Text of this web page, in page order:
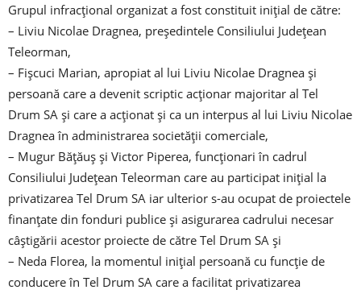
Grupul infracțional organizat a fost constituit inițial de către:
– Liviu Nicolae Dragnea, președintele Consiliului Județean
Teleorman,
– Fișcuci Marian, apropiat al lui Liviu Nicolae Dragnea și
persoană care a devenit scriptic acționar majoritar al Tel
Drum SA și care a acționat și ca un interpus al lui Liviu Nicolae
Dragnea în administrarea societății comerciale,
– Mugur Bățăuș și Victor Piperea, funcționari în cadrul
Consiliului Județean Teleorman care au participat inițial la
privatizarea Tel Drum SA iar ulterior s-au ocupat de proiectele
finanțate din fonduri publice și asigurarea cadrului necesar
câștigării acestor proiecte de către Tel Drum SA și
– Neda Florea, la momentul inițial persoană cu funcție de
conducere în Tel Drum SA care a facilitat privatizarea